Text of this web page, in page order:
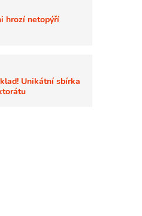
hrozí netopýří
Unikátní sbírka